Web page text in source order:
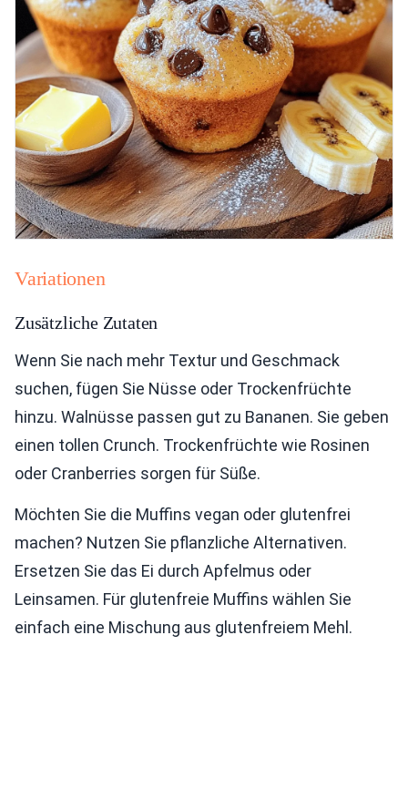
Variationen
Zusätzliche Zutaten
Wenn Sie nach mehr Textur und Geschmack
suchen, fügen Sie Nüsse oder Trockenfrüchte
hinzu. Walnüsse passen gut zu Bananen. Sie geben
einen tollen Crunch. Trockenfrüchte wie Rosinen
oder Cranberries sorgen für Süße.
Möchten Sie die Muffins vegan oder glutenfrei
machen? Nutzen Sie pflanzliche Alternativen.
Ersetzen Sie das Ei durch Apfelmus oder
Leinsamen. Für glutenfreie Muffins wählen Sie
einfach eine Mischung aus glutenfreiem Mehl.